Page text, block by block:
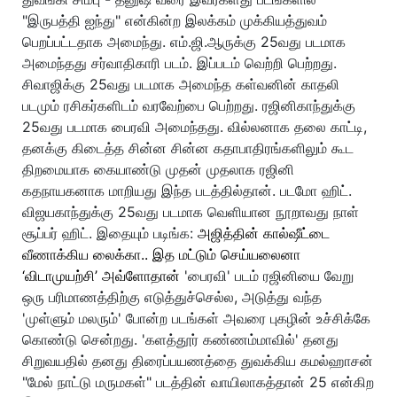
"இருபத்தி ஐந்து" என்கின்ற இலக்கம் முக்கியத்துவம்
பெறப்பட்டதாக அமைந்து. எம்.ஜி.ஆருக்கு 25வது படமாக
அமைந்தது சர்வாதிகாரி படம். இப்படம் வெற்றி பெற்றது.
சிவாஜிக்கு 25வது படமாக அமைந்த கள்வனின் காதலி
படமும் ரசிகர்களிடம் வரவேற்பை பெற்றது. ரஜினிகாந்துக்கு
25வது படமாக பைரவி அமைந்தது. வில்லனாக தலை காட்டி,
தனக்கு கிடைத்த சின்ன சின்ன கதாபாதிரங்களிலும் கூட
திறமையாக கையாண்டு முதன் முதலாக ரஜினி
கதநாயகனாக மாறியது இந்த படத்தில்தான். படமோ ஹிட்.
விஜயகாந்துக்கு 25வது படமாக வெளியான நூறாவது நாள்
சூப்பர் ஹிட். இதையும் படிங்க: அஜித்தின் கால்ஷீட்டை
வீணாக்கிய லைக்கா.. இத மட்டும் செய்யலைனா
‘விடாமுயற்சி’ அவ்ளோதான் 'பைரவி' படம் ரஜினியை வேறு
ஒரு பரிமாணத்திற்கு எடுத்துச்செல்ல, அடுத்து வந்த
'முள்ளும் மலரும்' போன்ற படங்கள் அவரை புகழின் உச்சிக்கே
கொண்டு சென்றது. 'களத்தூர் கண்ணம்மாவில்' தனது
சிறுவயதில் தனது திரைப்பயணத்தை துவக்கிய கமல்ஹாசன்
"மேல் நாட்டு மருமகள்" படத்தின் வாயிலாகத்தான் 25 என்கிற